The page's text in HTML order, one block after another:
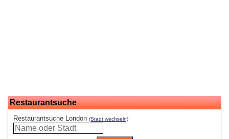
Restaurantsuche
Restaurantsuche London (Stadt wechseln)